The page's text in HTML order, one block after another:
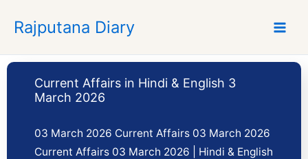
content
Rajputana Diary
Current Affairs in Hindi & English 3
March 2026
03 March 2026 Current Affairs 03 March 2026
Current Affairs 03 March 2026 | Hindi & English